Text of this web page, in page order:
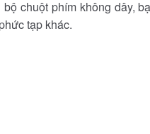
chuột phím không dây,
tạp khác.